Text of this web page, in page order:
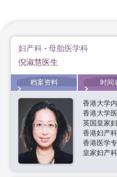
妇产科 - 母胎医学科
倪淑慧医生
档案资料 时间
香港大学
香港大学
英国皇家
香港妇产
香港医学
皇家妇产